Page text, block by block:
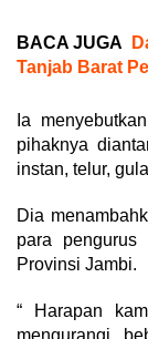
BACA JUGA
Tanjab Barat
Ia
pihaknya
instan, telur,
Dia
para
Provinsi Jambi.
“ Harapan
mengurangi